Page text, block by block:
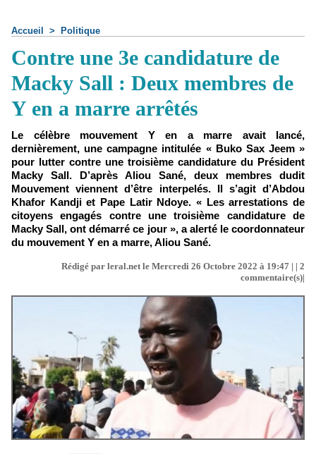
Accueil > Politique
Contre une 3e candidature de
Macky Sall : Deux membres de
Y en a marre arrêtés
Le célèbre mouvement Y en a marre avait lancé,
dernièrement, une campagne intitulée « Buko Sax Jeem »
pour lutter contre une troisième candidature du Président
Macky Sall. D’après Aliou Sané, deux membres dudit
Mouvement viennent d’être interpelés. Il s’agit d’Abdou
Khafor Kandji et Pape Latir Ndoye. « Les arrestations de
citoyens engagés contre une troisième candidature de
Macky Sall, ont démarré ce jour », a alerté le coordonnateur
du mouvement Y en a marre, Aliou Sané.
Rédigé par leral.net le Mercredi 26 Octobre 2022 à 19:47 | | 2
commentaire(s)|